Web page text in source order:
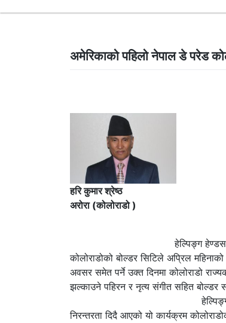
अमेरिकाको पहिलो नेपाल डे परेड
हरि कुमार श्रेष्ठ
अरोरा (कोलोराडो )
हेल्पिङ्ग हेण्डस हेल्थ एजुकेस यु एस
कोलोराडोको बोल्डर सिटिले अप्रिल
अवसर समेत पर्ने उक्त दिनमा कोलोराडो
झल्काउने पहिरन र नृत्य संगीत सहित बोल्डर
हेल्पिङ्ग हेन्डस हेल्थ एजुकेस यु
निरन्तरता दिदै आएको यो कार्यक्रम